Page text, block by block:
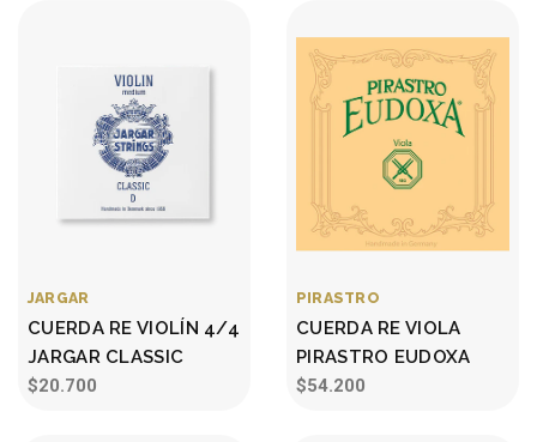
JARGAR
CUERDA RE VIOLÍN 4/4
JARGAR CLASSIC
$20.700
PIRASTRO
CUERDA RE VIOLA
PIRASTRO EUDOXA
$54.200